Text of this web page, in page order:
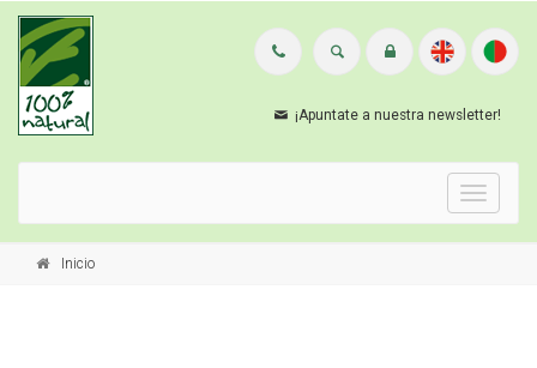
¡Apuntate a nuestra newsletter!
Menu
Inicio